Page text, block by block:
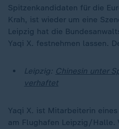
Spitzenkandidaten für die
Krah, ist wieder um eine
Leipzig hat die
Yaqi X. festnehmen lassen.
Leipzig: Chinesin unter
verhaftet
Yaqi X. ist Mitarbeiterin
am Flughafen Leipzig/Halle.